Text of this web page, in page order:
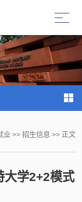
业>> 招生信息>> 正文
大学2+2模式